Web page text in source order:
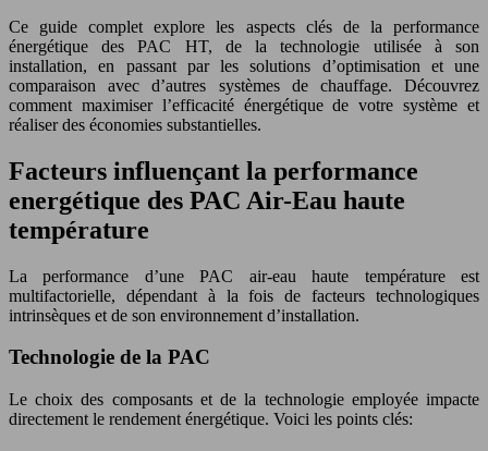
Ce guide complet explore les aspects clés de la performance
énergétique des PAC HT, de la technologie utilisée à son
installation, en passant par les solutions d’optimisation et une
comparaison avec d’autres systèmes de chauffage. Découvrez
comment maximiser l’efficacité énergétique de votre système et
réaliser des économies substantielles.
Facteurs influençant la performance
energétique des PAC Air-Eau haute
température
La performance d’une PAC air-eau haute température est
multifactorielle, dépendant à la fois de facteurs technologiques
intrinsèques et de son environnement d’installation.
Technologie de la PAC
Le choix des composants et de la technologie employée impacte
directement le rendement énergétique. Voici les points clés: